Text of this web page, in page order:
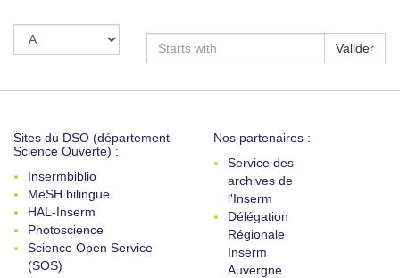
Valider
Sites du DSO (département
Science Ouverte) :
Insermbiblio
MeSH bilingue
HAL-Inserm
Photoscience
Science Open Service
(SOS)
Nos partenaires :
Service des
archives de
l'Inserm
Délégation
Régionale
Inserm
Auvergne